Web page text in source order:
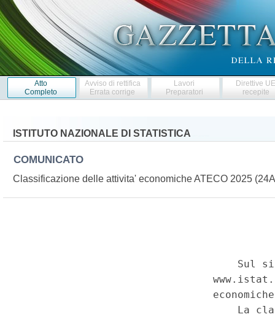
Atto
Completo
Avviso di rettifica
Errata corrige
Lavori
Preparatori
Direttive
recepite
ISTITUTO NAZIONALE DI STATISTICA
COMUNICATO
Classificazione delle attivita' economiche ATECO 2025